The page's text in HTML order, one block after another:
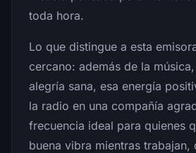
toda hora.
Lo que distingue a esta
cercano: además de la
alegría sana, esa energía
la radio en una compañía
frecuencia ideal para quienes
buena vibra mientras trabajan,